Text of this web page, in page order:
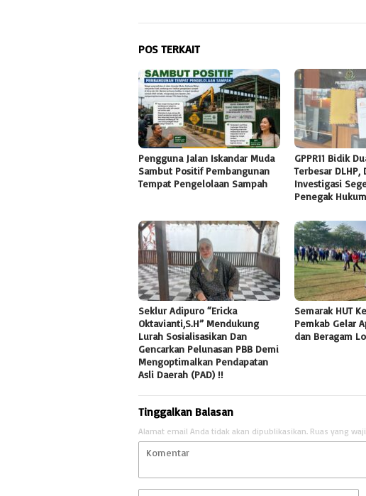
POS TERKAIT
Pengguna Jalan Iskandar Muda
Sambut Positif Pembangunan
Tempat Pengelolaan Sampah
GPPR11 Bidik
Terbesar DLHP,
Investigasi
Penegak Hukum
Seklur Adipuro “Ericka
Oktavianti,S.H” Mendukung
Lurah Sosialisasikan Dan
Gencarkan Pelunasan PBB Demi
Mengoptimalkan Pendapatan
Asli Daerah (PAD) !!
Semarak HUT
Pemkab Gelar
dan Beragam
Tinggalkan Balasan
Alamat email Anda tidak akan dipublikasikan. Ruas yang